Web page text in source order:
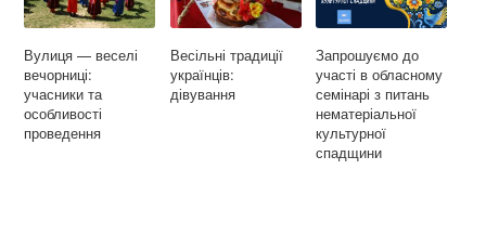
Вулиця — веселі
вечорниці:
учасники та
особливості
проведення
Весільні традиції
українців:
дівування
Запрошуємо до
участі в обласному
семінарі з питань
нематеріальної
культурної
спадщини